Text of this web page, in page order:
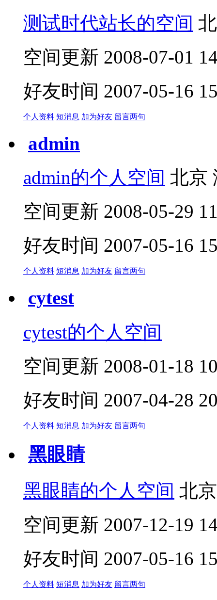
测试时代站长的空间
空间更新 2008-07-01
好友时间 2007-05-16
个人资料 短消息 加为好友 留言两句
admin
admin的个人空间 北京
空间更新 2008-05-29
好友时间 2007-05-16
个人资料 短消息 加为好友 留言两句
cytest
cytest的个人空间
空间更新 2008-01-18
好友时间 2007-04-28
个人资料 短消息 加为好友 留言两句
黑眼睛
黑眼睛的个人空间 北
空间更新 2007-12-19
好友时间 2007-05-16
个人资料 短消息 加为好友 留言两句